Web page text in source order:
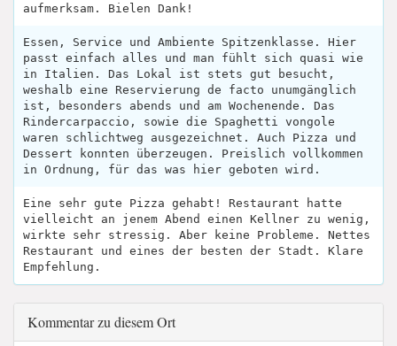
aufmerksam. Bielen Dank!
Essen, Service und Ambiente Spitzenklasse. Hier
passt einfach alles und man fühlt sich quasi wie
in Italien. Das Lokal ist stets gut besucht,
weshalb eine Reservierung de facto unumgänglich
ist, besonders abends und am Wochenende. Das
Rindercarpaccio, sowie die Spaghetti vongole
waren schlichtweg ausgezeichnet. Auch Pizza und
Dessert konnten überzeugen. Preislich vollkommen
in Ordnung, für das was hier geboten wird.
Eine sehr gute Pizza gehabt! Restaurant hatte
vielleicht an jenem Abend einen Kellner zu wenig,
wirkte sehr stressig. Aber keine Probleme. Nettes
Restaurant und eines der besten der Stadt. Klare
Empfehlung.
Kommentar zu diesem Ort